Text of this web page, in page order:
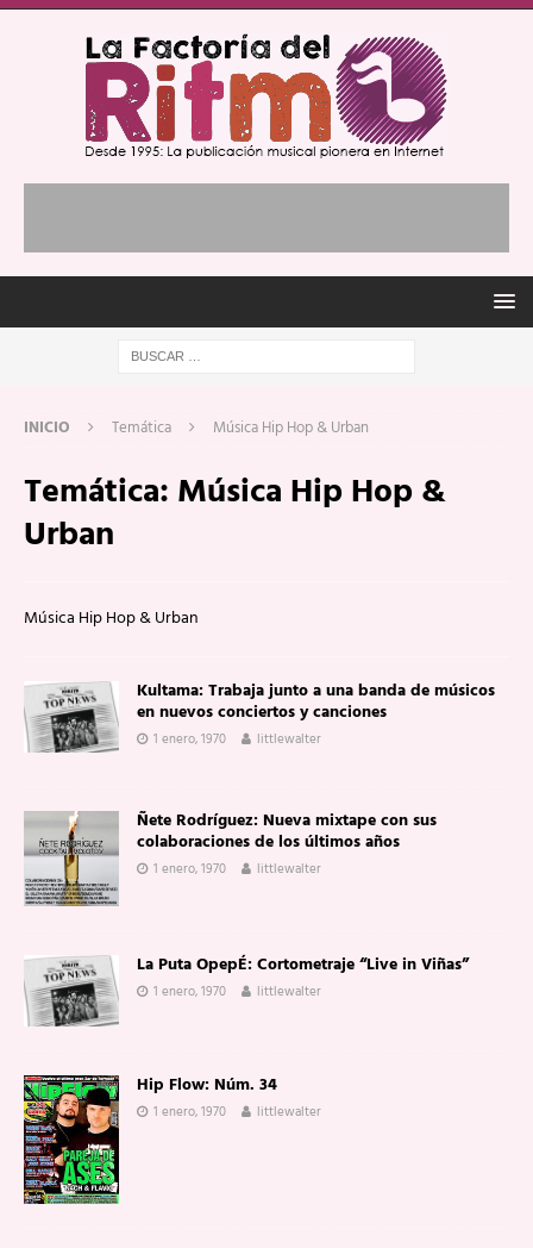
INICIO Temática Música Hip Hop & Urban
Temática: Música Hip Hop &
Urban
Música Hip Hop & Urban
Kultama: Trabaja junto a una banda de músicos
en nuevos conciertos y canciones
1 enero, 1970 littlewalter
Ñete Rodríguez: Nueva mixtape con sus
colaboraciones de los últimos años
1 enero, 1970 littlewalter
La Puta OpepÉ: Cortometraje “Live in Viñas”
1 enero, 1970 littlewalter
Hip Flow: Núm. 34
1 enero, 1970 littlewalter